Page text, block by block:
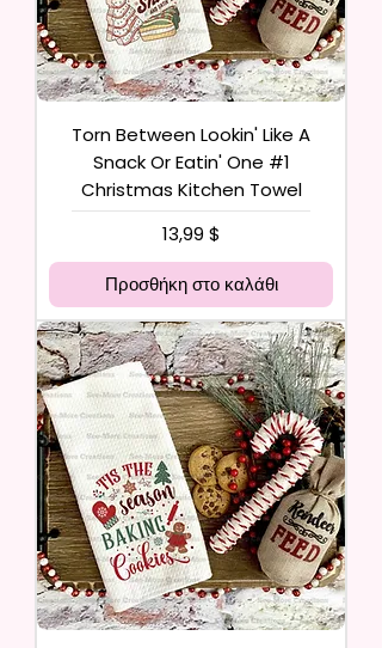
Torn Between Lookin' Like A
Snack Or Eatin' One #1
Christmas Kitchen Towel
Τιμή
13,99 $
Προσθήκη στο καλάθι